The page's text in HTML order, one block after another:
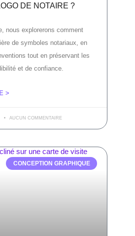
DE NOTAIRE ?
nous explorerons comment
de symboles notariaux, en
tout en préservant les
et de confiance.
>
AUCUN COMMENTAIRE
CONCEPTION GRAPHIQUE